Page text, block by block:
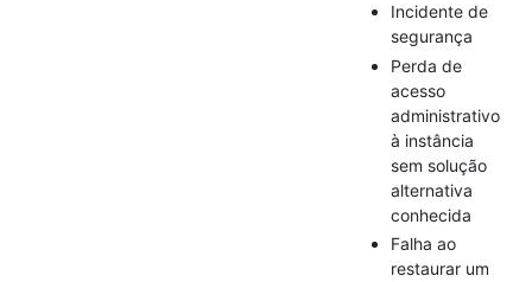
Incidente de
segurança
Perda de
acesso
administrativo
à instância
sem solução
alternativa
conhecida
Falha ao
restaurar um